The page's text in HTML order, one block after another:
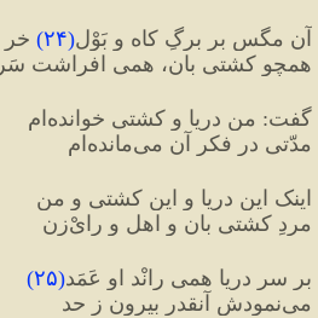
آن مگس بر برگِ کاه و بَوْلِ(۲۴) خر
همچو کشتی بان، همی افراشت سَر
گفت: من دریا و کشتی خوانده‌ام
مدّتی در فکرِ آن می‌مانده‌ام
اینک این دریا و این کشتی و من
مردِ کشتی بان و اهلِ و رایْ‌زن
بر سرِ دریا همی رانْد او عَمَد(۲۵)
می‌نمودش آنقدر بیرون ز حد